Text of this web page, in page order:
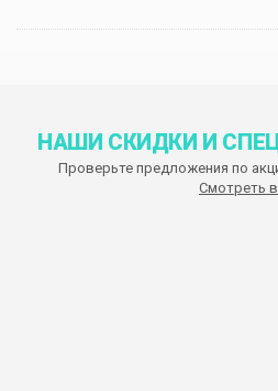
НАШИ СКИДКИ И
Проверьте предложения по
Смотреть